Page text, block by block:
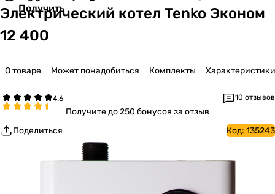
Получить
Электрический котел Tenko Эконом
12 400
О товаре Может понадобиться Комплекты Характеристики
10 отзывов
Получитедо 250 бонусов за отзыв
Поделиться
Код: 135243